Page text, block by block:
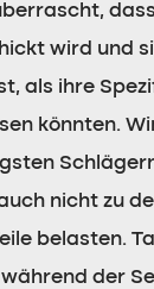
wird und
als ihre
könnten.
nicht zu
belasten.
der